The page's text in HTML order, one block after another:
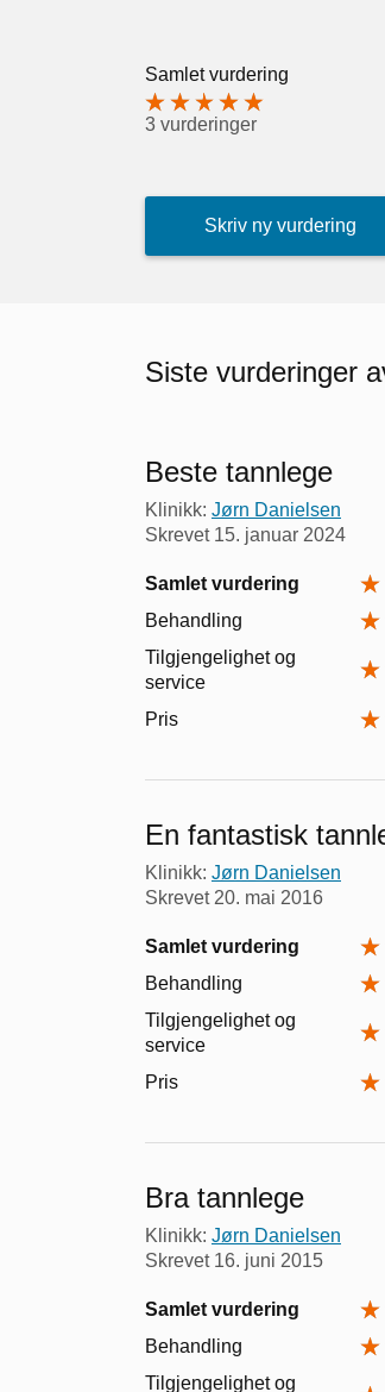
Samlet vurdering
3 vurderinger
Skriv ny vurdering
Siste vurderinger
Beste tannlege
Klinikk: Jørn Danielsen
Skrevet 15. januar 2024
Samlet vurdering
Behandling
Tilgjengelighet og
service
Pris
En fantastisk
Klinikk: Jørn Danielsen
Skrevet 20. mai 2016
Samlet vurdering
Behandling
Tilgjengelighet og
service
Pris
Bra tannlege
Klinikk: Jørn Danielsen
Skrevet 16. juni 2015
Samlet vurdering
Behandling
Tilgjengelighet og